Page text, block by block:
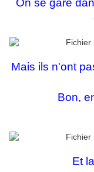
On se gare
Mais ils n'ont
Bon,
Et